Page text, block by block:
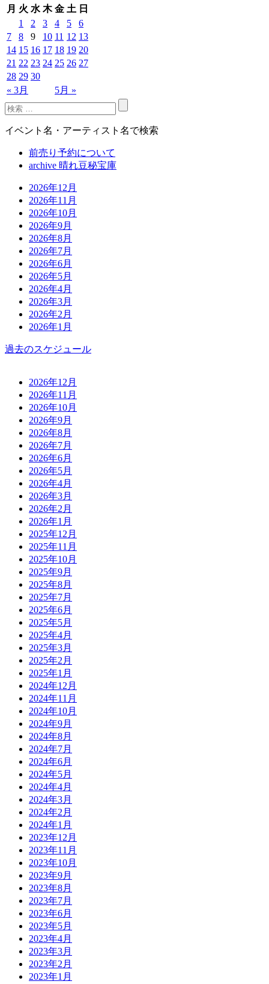
月 火 水 木 金 土 日
« 3月 5月 »
1 2 3 4 5
6
7
8 9 10 11 12 13
14 15 16 17 18 19 20
21 22 23 24 25 26 27
28 29 30
イベント名・アーティスト名で検索
前売り予約について
archive 晴れ豆秘宝庫
2026年12月
2026年11月
2026年10月
2026年9月
2026年8月
2026年7月
2026年6月
2026年5月
2026年4月
2026年3月
2026年2月
2026年1月
過去のスケジュール
2026年12月
2026年11月
2026年10月
2026年9月
2026年8月
2026年7月
2026年6月
2026年5月
2026年4月
2026年3月
2026年2月
2026年1月
2025年12月
2025年11月
2025年10月
2025年9月
2025年8月
2025年7月
2025年6月
2025年5月
2025年4月
2025年3月
2025年2月
2025年1月
2024年12月
2024年11月
2024年10月
2024年9月
2024年8月
2024年7月
2024年6月
2024年5月
2024年4月
2024年3月
2024年2月
2024年1月
2023年12月
2023年11月
2023年10月
2023年9月
2023年8月
2023年7月
2023年6月
2023年5月
2023年4月
2023年3月
2023年2月
2023年1月